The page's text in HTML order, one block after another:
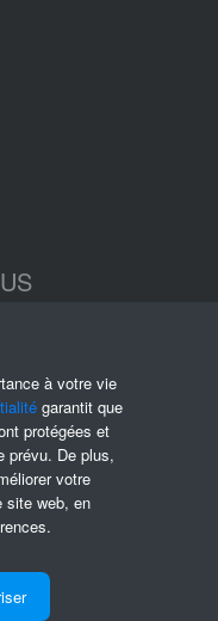
à votre vie
garantit que
protégées et
prévu. De plus,
votre
site web, en
|Politique de confidentialité